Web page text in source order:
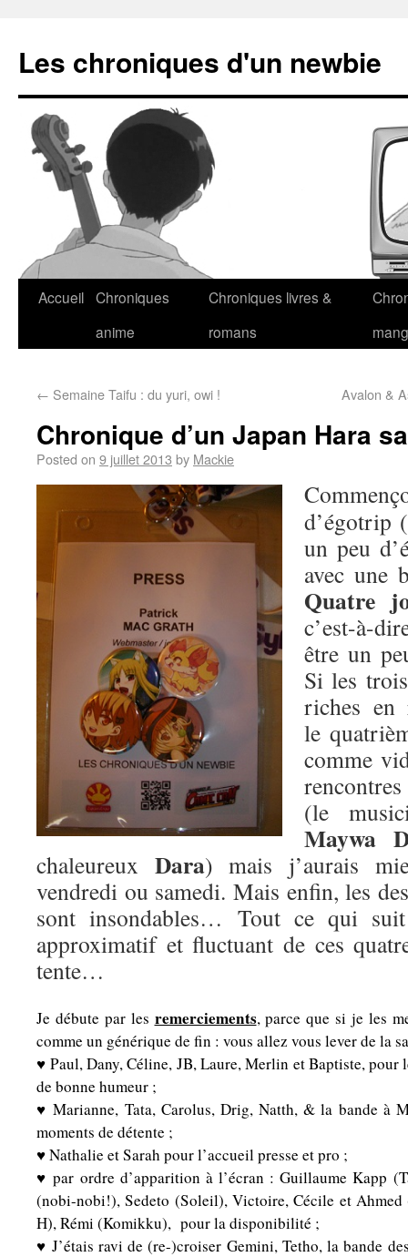
Les chroniques d'un newbie
Accueil Chroniques
anime
Chroniques livres &
romans
← Semaine Taifu : du yuri, owi ! Avalon &
Chronique d’un Japan Hara
Posted on 9 juillet 2013 by Mackie
d’égotrip
un peu
avec une
Quatre
c’est-à-
être un
Si les
riches en
le
comme
(le
Maywa
chaleureux Dara) mais j’aurais
vendredi ou samedi. Mais enfin, les
sont insondables… Tout ce qui
approximatif et fluctuant de ces
tente…
Je débute par les remerciements, parce que si je les
comme un générique de fin : vous allez vous lever de la
♥ Paul, Dany, Céline, JB, Laure, Merlin et Baptiste,
de bonne humeur ;
♥ Marianne, Tata, Carolus, Drig, Natth, & la bande à
moments de détente ;
♥ Nathalie et Sarah pour l’accueil presse et pro ;
♥ par ordre d’apparition à l’écran : Guillaume Kapp
(nobi-nobi!), Sedeto (Soleil), Victoire, Cécile et
H), Rémi (Komikku), pour la disponibilité ;
♥ J’étais ravi de (re-)croiser Gemini, Tetho, la bande